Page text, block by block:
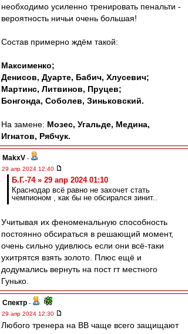
необходимо усиленно тренировать пенальти -
вероятность ничьи очень большая!
Состав примерно ждём такой:
Максименко;
Денисов, Дуарте, Бабич, Хлусевич;
Мартинс, Литвинов, Пруцев;
Бонгонда, Соболев, Зиньковский.
На замене: Мозес, Угальде, Медина,
Игнатов, Рябчук.
MakxV -
29 апр 2024 12:40
Б.Г.-74 » 29 апр 2024 01:10
Краснодар всё равно не захочет стать
чемпионом , как бы не обсирался зинит..
Учитывая их феноменальную способность
постоянно обсираться в решающий момент,
очень сильно удивлюсь если они всё-таки
ухитрятся взять золото. Плюс ещё и
додумались вернуть на пост гт местного
Гунько.
Спектр -
29 апр 2024 12:30
Любого тренера на ВВ чаще всего защищают